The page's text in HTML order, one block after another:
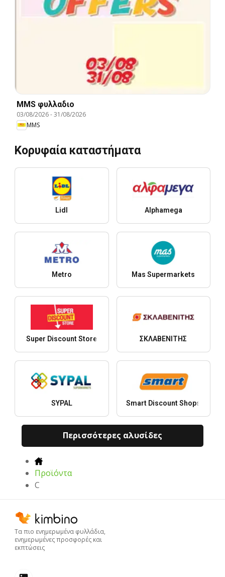
MMS φυλλαδιο
03/08/2026-31/08/2026
MMS
Κορυφαία καταστήματα
Lidl Alphamega
Metro Mas Supermarkets
Super Discount Store ΣΚΛΑΒΕΝΙΤΗΣ
SYPAL Smart Discount Shops
Περισσότερες αλυσίδες
Προϊόντα
C
Τα πιο ενημερωμένα φυλλάδια,
ενημερωμένες προσφορές και
εκπτώσεις